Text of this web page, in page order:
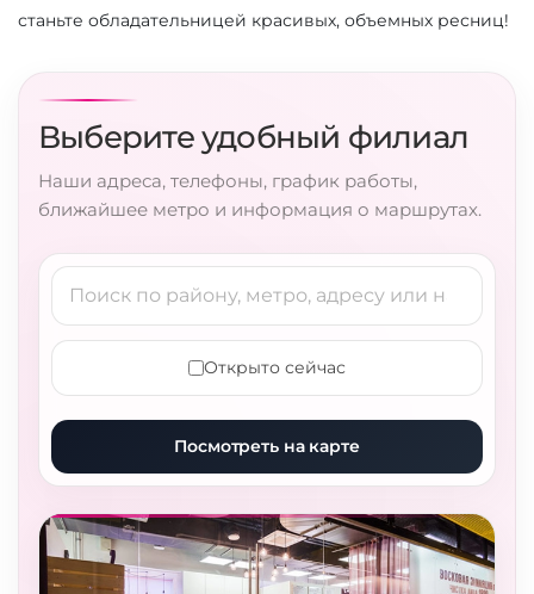
станьте обладательницей красивых, объемных ресниц!
Выберите удобный филиал
Наши адреса, телефоны, график работы,
ближайшее метро и информация о маршрутах.
Открыто сейчас
Посмотреть на карте